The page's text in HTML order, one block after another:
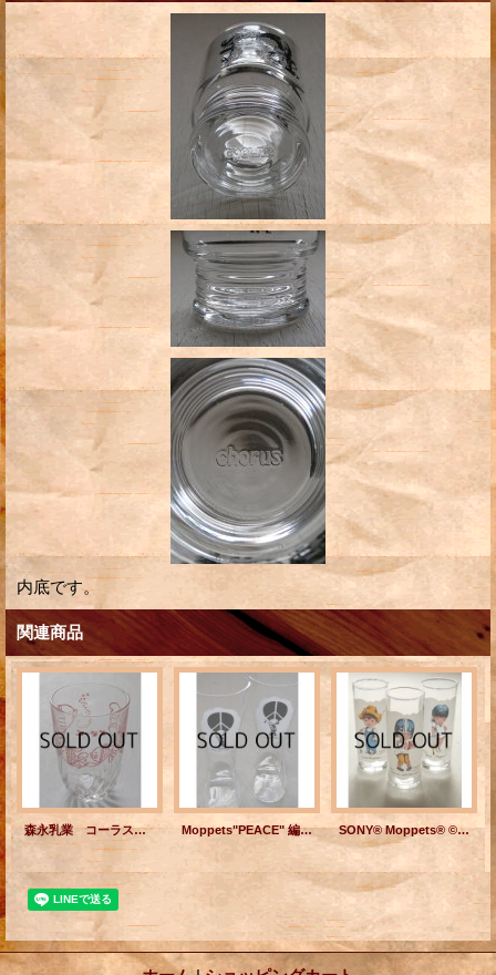
内底です。
関連商品
森永乳業 コーラス 金魚イラスト プリントグラス Moppets"PEACE" 編上げブーツ型グラス ©MCMLXX FRAN MAR SONY® Moppets® ©FRAN MAR 1972/1973 プリントグラス (1)"Goin' Wishin'・・・ (2)Can't we・・・talk this over? (3)Tennis Anyon? 各1個